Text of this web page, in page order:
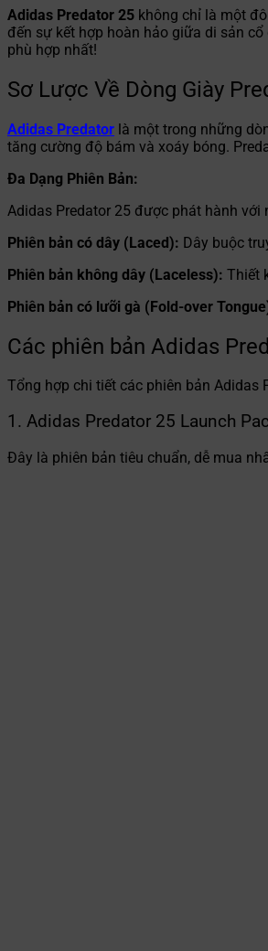
Adidas Predator 25 không chỉ là một
đến sự kết hợp hoàn hảo giữa di sản
phù hợp nhất!
Sơ Lược Về Dòng Giày
Adidas Predator là một trong những
tăng cường độ bám và xoáy bóng.
Đa Dạng Phiên Bản:
Adidas Predator 25 được phát hành với
Phiên bản có dây (Laced): Dây buộc
Phiên bản không dây (Laceless): Thiết
Phiên bản có lưỡi gà (Fold-over
Các phiên bản Adidas
Tổng hợp chi tiết các phiên bản
1. Adidas Predator 25 Launch
Đây là phiên bản tiêu chuẩn, dễ mua